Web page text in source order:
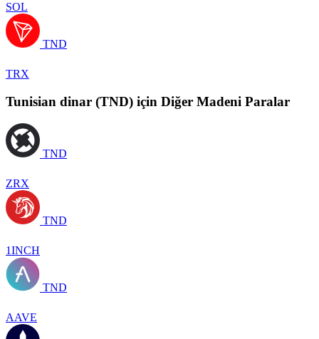
SOL
TND
TRX
Tunisian dinar (TND) için Diğer Madeni Paralar
TND
ZRX
TND
1INCH
TND
AAVE